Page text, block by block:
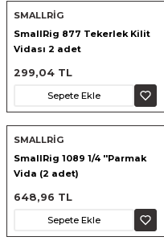
Aksesuarları
Cihazları
ve Tüyler
SMALLRİG
SmallRig 877 Tekerlek Kilit
Vidası 2 adet
299,04 TL
Sepete Ekle
SMALLRİG
SmallRig 1089 1/4 ''Parmak
Vida (2 adet)
648,96 TL
Sepete Ekle